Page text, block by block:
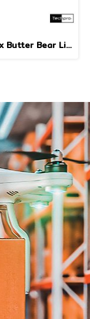
JisuLife x Butter Bear Limited Gift Box พัดลมพกพาคอลเลคชั่นพิเศษที่มาพร้อมคาแร็คเตอร์หมีเนยสุดน่ารัก